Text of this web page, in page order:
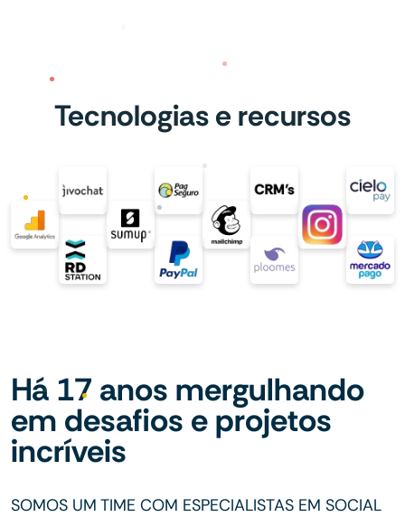
Tecnologias e recursos
Há 17 anos mergulhando
em desafios e projetos
incríveis
SOMOS UM TIME COM ESPECIALISTAS EM SOCIAL